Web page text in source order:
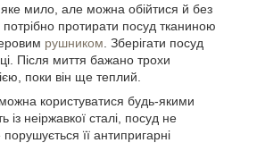
мило, але можна обійтися й без
потрібно протирати посуд тканиною
рушником . Зберігати посуд
Після миття бажано трохи
поки він ще теплий.
користуватися будь-якими
із неіржавкої сталі, посуд не
її антипригарні